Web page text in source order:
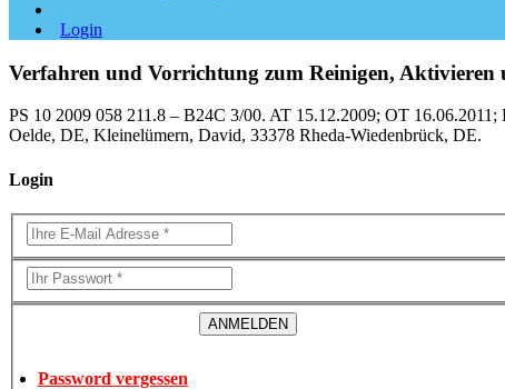
Login
Verfahren und Vorrichtung zum Reinigen, Aktivieren
PS 10 2009 058 211.8 – B24C 3/00. AT 15.12.2009; OT
Oelde, DE, Kleinelümern, David, 33378 Rheda-Wiedenbrück, DE.
Login
Password vergessen